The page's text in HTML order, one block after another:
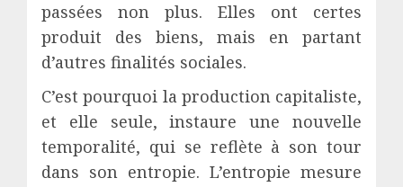
passées non plus. Elles ont certes
produit des biens, mais en partant
d’autres finalités sociales.
C’est pourquoi la production capitaliste,
et elle seule, instaure une nouvelle
temporalité, qui se reflète à son tour
dans son entropie. L’entropie mesure